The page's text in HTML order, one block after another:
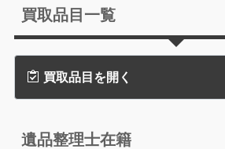
買取品目一覧
買取品目を開く
遺品整理士在籍